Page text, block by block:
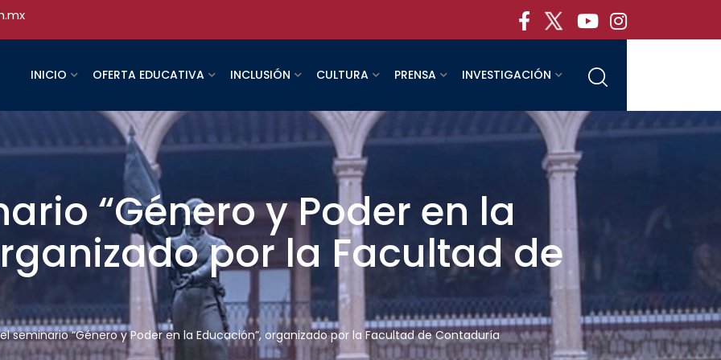
INICIO OFERTA EDUCATIVA INCLUSIÓN CULTURA PRENSA INVESTIGACIÓN
“Género y Poder en la
por la Facultad de
seminario “Género y Poder en la Educación”, organizado por la Facultad de Contaduría